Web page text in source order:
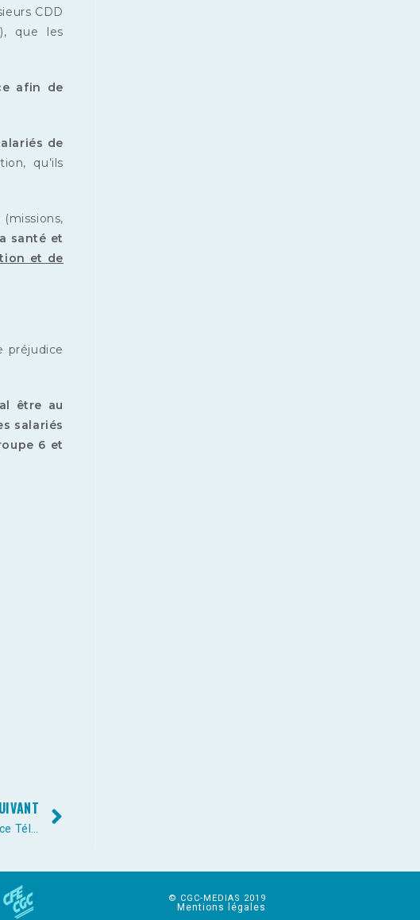
CDD
que les
afin de
de
qu’ils
santé et
et de
préjudice
être au
salariés
6 et
Entrave au droit de grève – La direction de France Télévisions sur la route du Pénal
© CGC-MEDIAS 2019
Mentions légales